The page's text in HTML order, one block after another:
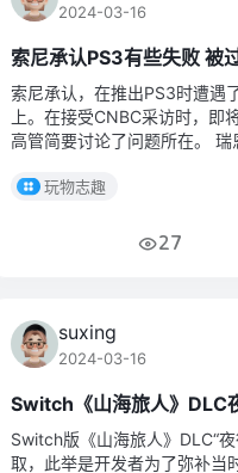
2024-03-16
索尼承认PS3有些失败 被
索尼承认，在推出PS3时遭遇
上。在接受CNBC采访时，即
高管简要讨论了问题所在。
玩物志趣
27
suxing
2024-03-16
Switch《山海旅人》DLC
Switch版《山海旅人》DLC“
取，此举是开发者为了弥补当